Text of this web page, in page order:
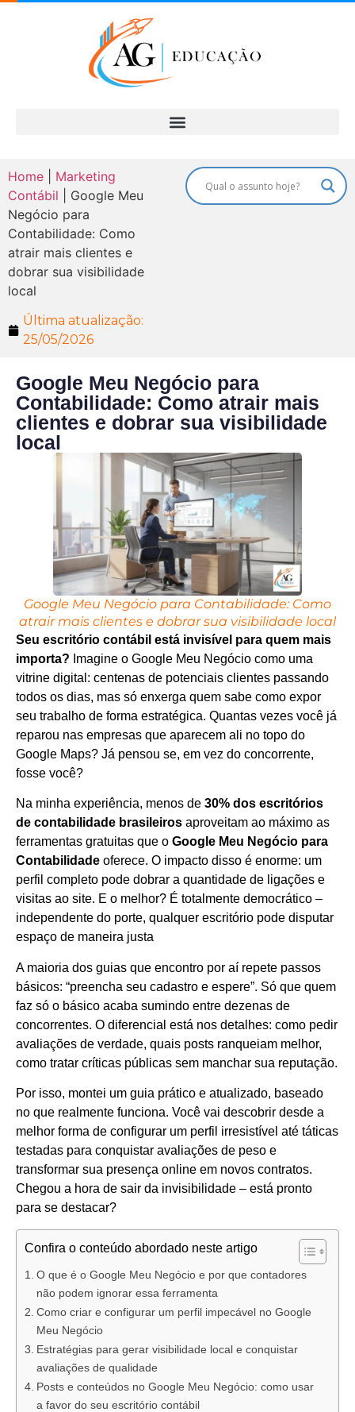
Home
Marketing
Contábil
Google Meu
Negócio para
Contabilidade: Como
atrair mais clientes e
dobrar sua visibilidade
local
Última atualização:
25/05/2026
Google Meu Negócio para
Contabilidade: Como atrair mais
clientes e dobrar sua visibilidade
local
Google Meu Negócio para Contabilidade: Como
atrair mais clientes e dobrar sua visibilidade local
Seu escritório contábil está invisível para quem mais
importa? Imagine o Google Meu Negócio como uma
vitrine digital: centenas de potenciais clientes passando
todos os dias, mas só enxerga quem sabe como expor
seu trabalho de forma estratégica. Quantas vezes você já
reparou nas empresas que aparecem ali no topo do
Google Maps? Já pensou se, em vez do concorrente,
fosse você?
Na minha experiência, menos de 30% dos escritórios
de contabilidade brasileiros aproveitam ao máximo as
ferramentas gratuitas que o Google Meu Negócio para
Contabilidade oferece. O impacto disso é enorme: um
perfil completo pode dobrar a quantidade de ligações e
visitas ao site. E o melhor? É totalmente democrático –
independente do porte, qualquer escritório pode disputar
espaço de maneira justa
A maioria dos guias que encontro por aí repete passos
básicos: “preencha seu cadastro e espere”. Só que quem
faz só o básico acaba sumindo entre dezenas de
concorrentes. O diferencial está nos detalhes: como pedir
avaliações de verdade, quais posts ranqueiam melhor,
como tratar críticas públicas sem manchar sua reputação.
Por isso, montei um guia prático e atualizado, baseado
no que realmente funciona. Você vai descobrir desde a
melhor forma de configurar um perfil irresistível até táticas
testadas para conquistar avaliações de peso e
transformar sua presença online em novos contratos.
Chegou a hora de sair da invisibilidade – está pronto
para se destacar?
Confira o conteúdo abordado neste artigo
O que é o Google Meu Negócio e por que contadores
não podem ignorar essa ferramenta
Como criar e configurar um perfil impecável no Google
Meu Negócio
Estratégias para gerar visibilidade local e conquistar
avaliações de qualidade
Posts e conteúdos no Google Meu Negócio: como usar
a favor do seu escritório contábil